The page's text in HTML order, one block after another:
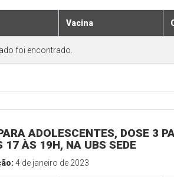
Vacina
foi encontrado.
ADOLESCENTES, DOSE 3
17 ÀS 19H, NA UBS SEDE
4 de janeiro de 2023